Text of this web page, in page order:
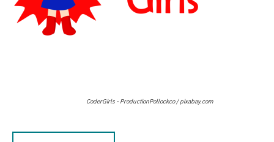
CoderGirls - ProductionPollockco / pixabay.com